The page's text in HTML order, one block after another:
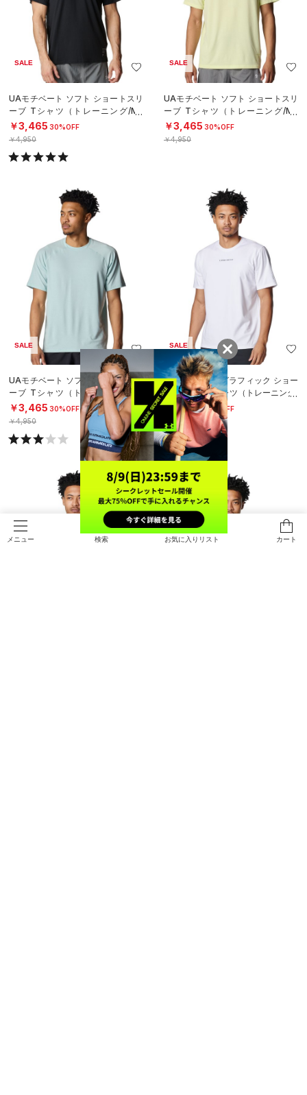
メニュー 検索 お気に入りリスト カート
SALE
UAモチベート ソフト ショートスリ
ーブ Tシャツ（トレーニング/ME
N）
￥3,465 30%OFF
￥4,950
SALE
UAモチベート ソフト ショートスリ
ーブ Tシャツ（トレーニング/ME
N）
￥3,465 30%OFF
￥4,950
SALE
UAモチベート ソフト ショートスリ
ーブ Tシャツ（トレーニング/ME
N）
￥3,465 30%OFF
￥4,950
SALE
UAモチベート グラフィック ショー
トスリーブ Tシャツ（トレーニング/
MEN）
￥3,46530%OFF
￥4,950